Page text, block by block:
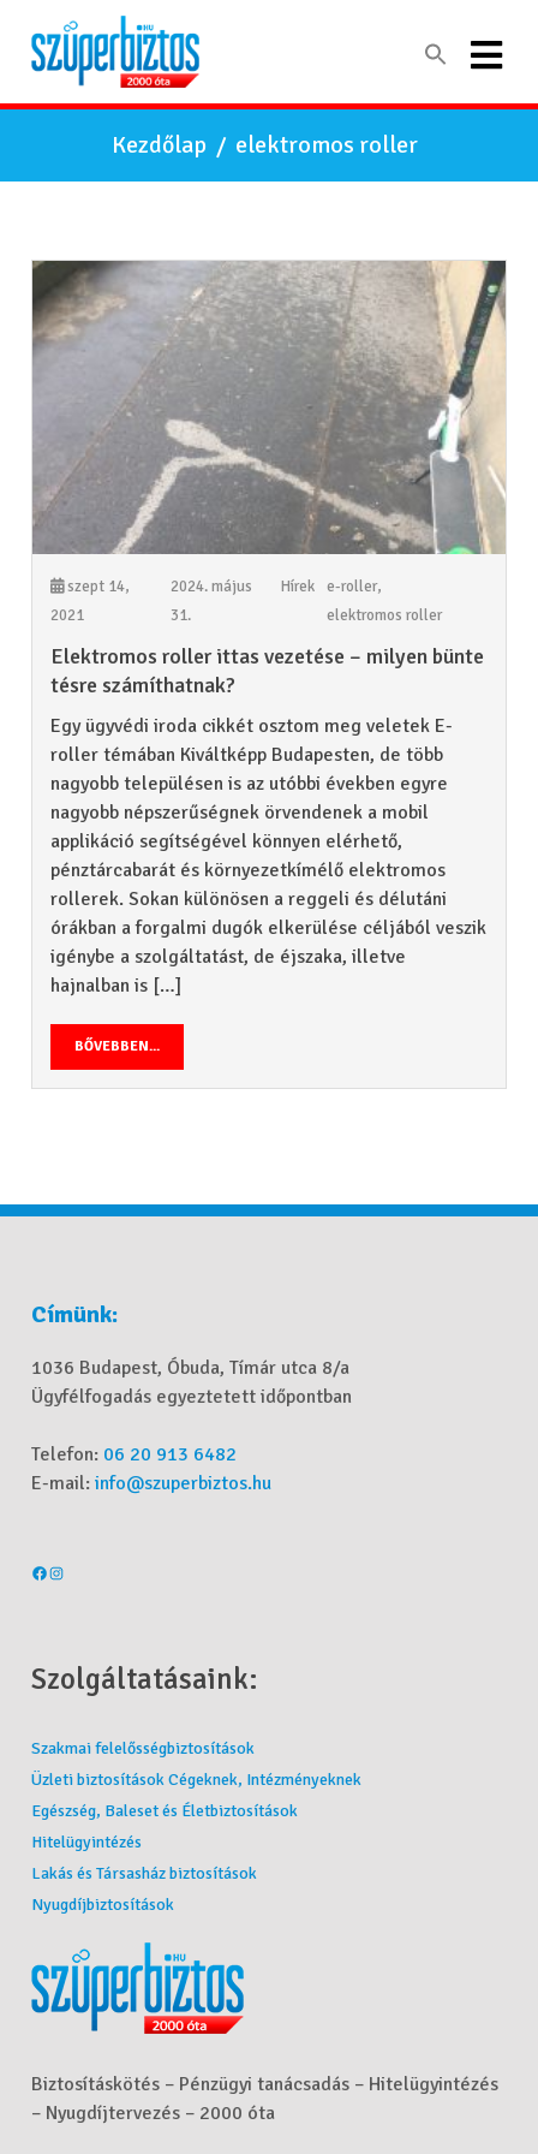
Kezdőlap / elektromos roller
szept 14,
2021
2024. május
31.
Hírek e-roller,
elektromos roller
Elektromos roller ittas vezetése – milyen bünte
tésre számíthatnak?
Egy ügyvédi iroda cikkét osztom meg veletek E-
roller témában Kiváltképp Budapesten, de több
nagyobb településen is az utóbbi években egyre
nagyobb népszerűségnek örvendenek a mobil
applikáció segítségével könnyen elérhető,
pénztárcabarát és környezetkímélő elektromos
rollerek. Sokan különösen a reggeli és délutáni
órákban a forgalmi dugók elkerülése céljából veszik
igénybe a szolgáltatást, de éjszaka, illetve
hajnalban is […]
BŐVEBBEN...
Címünk:
1036 Budapest, Óbuda, Tímár utca 8/a
Ügyfélfogadás egyeztetett időpontban
Telefon: 06 20 913 6482
E-mail:info@szuperbiztos.hu
Szolgáltatásaink:
Szakmai felelősségbiztosítások
Üzleti biztosítások Cégeknek, Intézményeknek
Egészség, Baleset és Életbiztosítások
Hitelügyintézés
Lakás és Társasház biztosítások
Nyugdíjbiztosítások
Biztosításkötés – Pénzügyi tanácsadás – Hitelügyintézés
– Nyugdíjtervezés – 2000 óta